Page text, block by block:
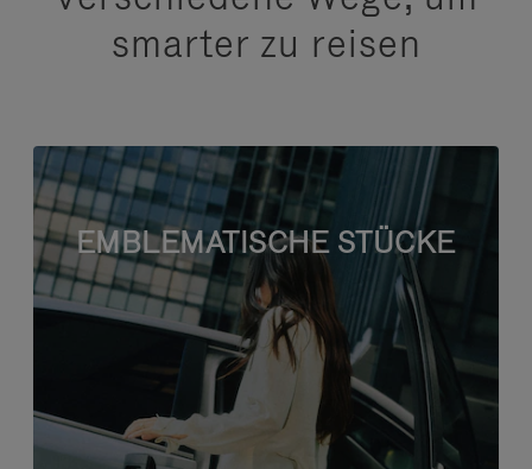
smarter zu reisen
EMBLEMATISCHE STÜCKE